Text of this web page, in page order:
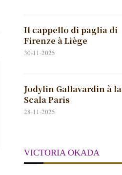
Il cappello di paglia di
Firenze à Liège
30-11-2025
Jodylin Gallavardin à la
Scala Paris
28-11-2025
VICTORIA OKADA